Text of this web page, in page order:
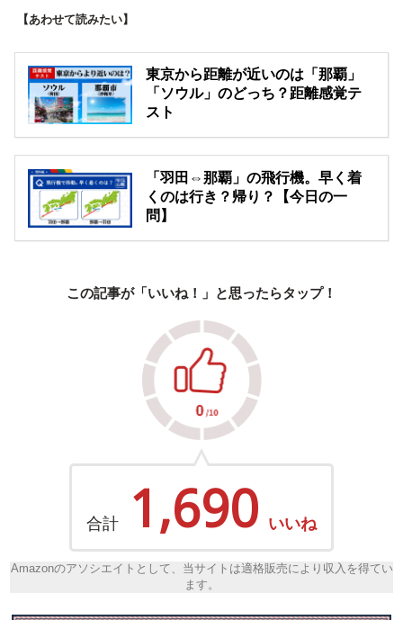
【あわせて読みたい】
東京から距離が近いのは「那覇」
「ソウル」のどっち？距離感覚テ
スト
「羽田⇔那覇」の飛行機。早く着
くのは行き？帰り？【今日の一
問】
この記事が「いいね！」と思ったらタップ！
合計 1,690 いいね
Amazonのアソシエイトとして、当サイトは適格販売により収入を得てい
ます。